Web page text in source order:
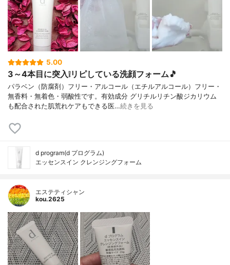
5.00
3～4本目に突入❕リピしている洗顔フォーム🎵
パラベン（防腐剤）フリー・アルコール（エチルアルコール）フリー・
無香料・無着色・弱酸性です。有効成分 グリチルリチン酸ジカリウム
も配合された肌荒れケアもできる医…続きを見る
d program(d プログラム)
エッセンスイン クレンジングフォーム
エステティシャン
kou.2625